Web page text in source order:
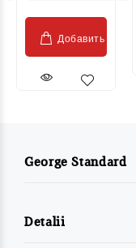
Добавить
George Standard
Detalii